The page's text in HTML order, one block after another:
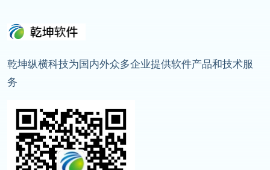
乾坤纵横科技为国内外众多企业提供软件产品和技术服
务